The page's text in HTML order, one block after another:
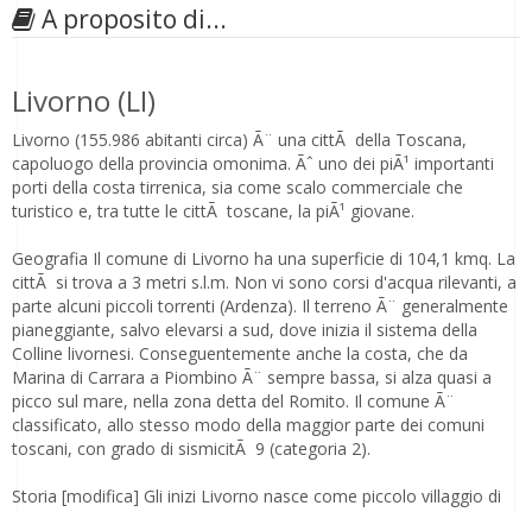
A proposito di...
Livorno (LI)
Livorno (155.986 abitanti circa) Ã¨ una cittÃ della Toscana,
capoluogo della provincia omonima. Ãˆ uno dei piÃ¹ importanti
porti della costa tirrenica, sia come scalo commerciale che
turistico e, tra tutte le cittÃ toscane, la piÃ¹ giovane.
Geografia Il comune di Livorno ha una superficie di 104,1 kmq. La
cittÃ si trova a 3 metri s.l.m. Non vi sono corsi d'acqua rilevanti, a
parte alcuni piccoli torrenti (Ardenza). Il terreno Ã¨ generalmente
pianeggiante, salvo elevarsi a sud, dove inizia il sistema della
Colline livornesi. Conseguentemente anche la costa, che da
Marina di Carrara a Piombino Ã¨ sempre bassa, si alza quasi a
picco sul mare, nella zona detta del Romito. Il comune Ã¨
classificato, allo stesso modo della maggior parte dei comuni
toscani, con grado di sismicitÃ 9 (categoria 2).
Storia [modifica] Gli inizi Livorno nasce come piccolo villaggio di